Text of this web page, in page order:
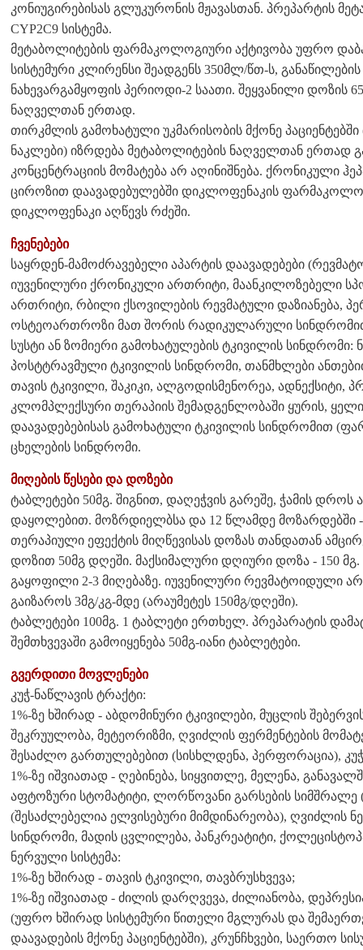
კონიუგირებისას გლუკურონის მჟავასთან. პრეპარტის
CYP2C9 სისტემა.
მეტაბოლიტების ფარმაკოლოგიური აქტივობა უფრო
სისტემური კლირენსი შეადგენს 350მლ/წთ-ს,
ნახევარგამყოფის პერიოდი-2 საათი. შეყვანილი დოზის
ნაღველთან ერთად.
თირკმლის გამოხატული უკმარისობის მქონე
ნაკლები) იზრდება მეტაბოლიტების ნაღველთან ერთად
კონცენტრაციის მომატება არ აღინიშნება. ქრონიკული
ციროზით დაავადებულებში დიკლოფენაკის
დიკლოფენაკი აღწევს რძეში.
ჩვენებები
საყრდენ-მამოძრავებელი აპარტის დაავადებები
იუვენილური ქრონიკული ართრიტი, მაანკილოზებელი
ართრიტი, რბილი ქსოვილების რევმატული დაზიანება,
ოსტეოართროზი მათ შორის რადიკულარული
სუსტი ან ზომიერი გამოხატულების ტკივილის
პოსტტრავმული ტკივილის სინდრომი, თანმხლები
თავის ტკივილი, შაკიკი, ალგოდისმენორეა, ადნექსიტი,
კლომპლექსური თერაპიის შემადგენლობაში ყურის,
დაავადებებისას გამოხატული ტკივილის სინდრომით
ცხელების სინდრომი.
მიღების წესები და დოზები
ტაბლეტები 50მგ. შიგნით, დაღეჭვის გარეშე, ჭამის
დაყოლებით. მოზრდიელბსა და 12 წლამდე მოზარდებში -
თერაპიული ეფექტის მიღწევისას დოზას თანდათან
დოზით 50მგ დღეში. მაქსიმალური დღიური დოზა - 150 მგ.
გაყოფილი 2-3 მიღებაზე. იუვენილური რევმატოიდული
გაიზაროს 3მგ/კგ-მდე (არაუმეტეს 150მგ/დღეში).
ტაბლეტები 100მგ. 1 ტაბლეტი ერთხელ. პრეპარატის
შემთხვევაში გამოიყენება 50მგ-იანი ტაბლეტები.
გვერდითი მოვლენები
კუჭ-ნაწლავის ტრაქტი:
1%-ზე ხშირად - აბდომინური ტკივილები, მუცლის
შეკრუულობა, მეტეორიზმი, ღვიძლის ფერმენტების
შესაძლო გართულებებით (სისხლდენა, პერფორაცია),
1%-ზე იშვიათად - ღებინება, სიყვითლე, მელენა,
აფტოზური სტომატიტი, ლორწოვანი გარსების სიმშრალე
(შესაძლებელია ელვისებური მიმდინარეობა), ღვიძლის
სინდრომი, მადის ცვლილება, პანკრეატიტი,
ნერვული სისტემა:
1%-ზე ხშირად - თავის ტკივილი, თავბრუსხვევა;
1%-ზე იშვიათად - ძილის დარღვევა, ძილიანობა,
(უფრო ხშირად სისტემური წითელი მგლურას და
დაავადების მქონე პაციენტებში), კრუნჩხვები, საერთო